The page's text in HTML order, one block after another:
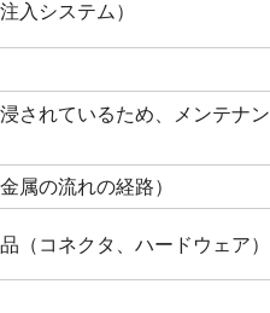
入システム）
されているため、メンテナン
属の流れの経路）
（コネクタ、ハードウェア）